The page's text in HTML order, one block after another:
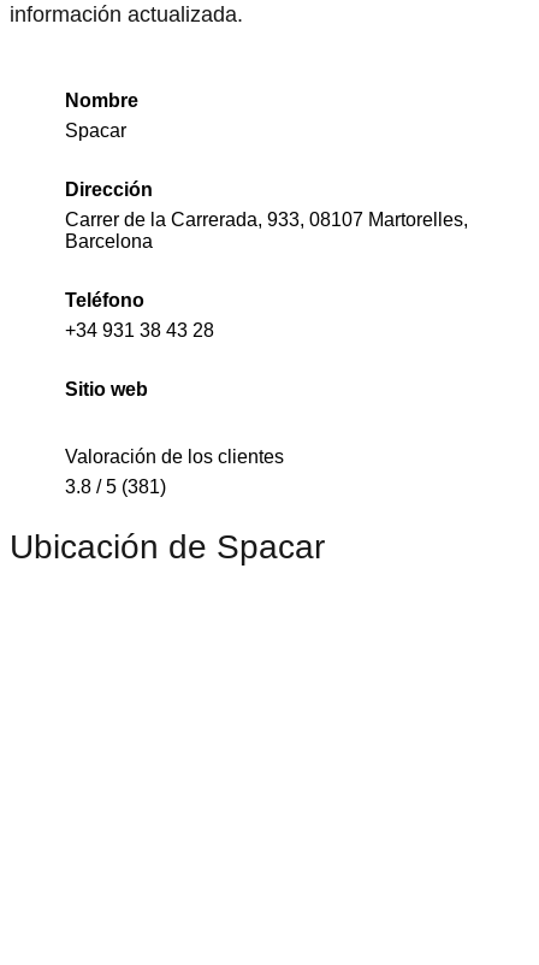
información actualizada.
Nombre
Spacar
Dirección
Carrer de la Carrerada, 933, 08107 Martorelles,
Barcelona
Teléfono
+34 931 38 43 28
Sitio web
Valoración de los clientes
3.8 / 5 (381)
Ubicación de Spacar